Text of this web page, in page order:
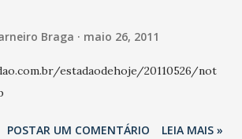
Braga maio 26, 2011
estadaodehoje/20110526/not
POSTAR UM COMENTÁRIO LEIA MAIS »